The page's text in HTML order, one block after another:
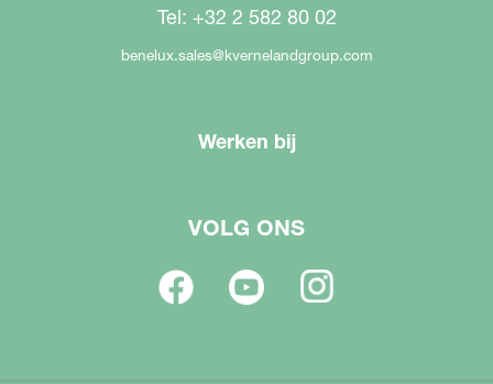
Tel: +32 2 582 80 02
benelux.sales@kvernelandgroup.com
Werken bij
VOLG ONS